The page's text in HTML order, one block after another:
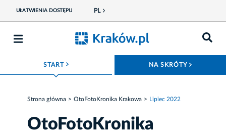
UŁATWIENIA DOSTĘPU PL
START ROZWIŃ MENU NA SKRÓTY
Strona główna OtoFotoKronika Krakowa Lipiec 2022
OtoFotoKronika